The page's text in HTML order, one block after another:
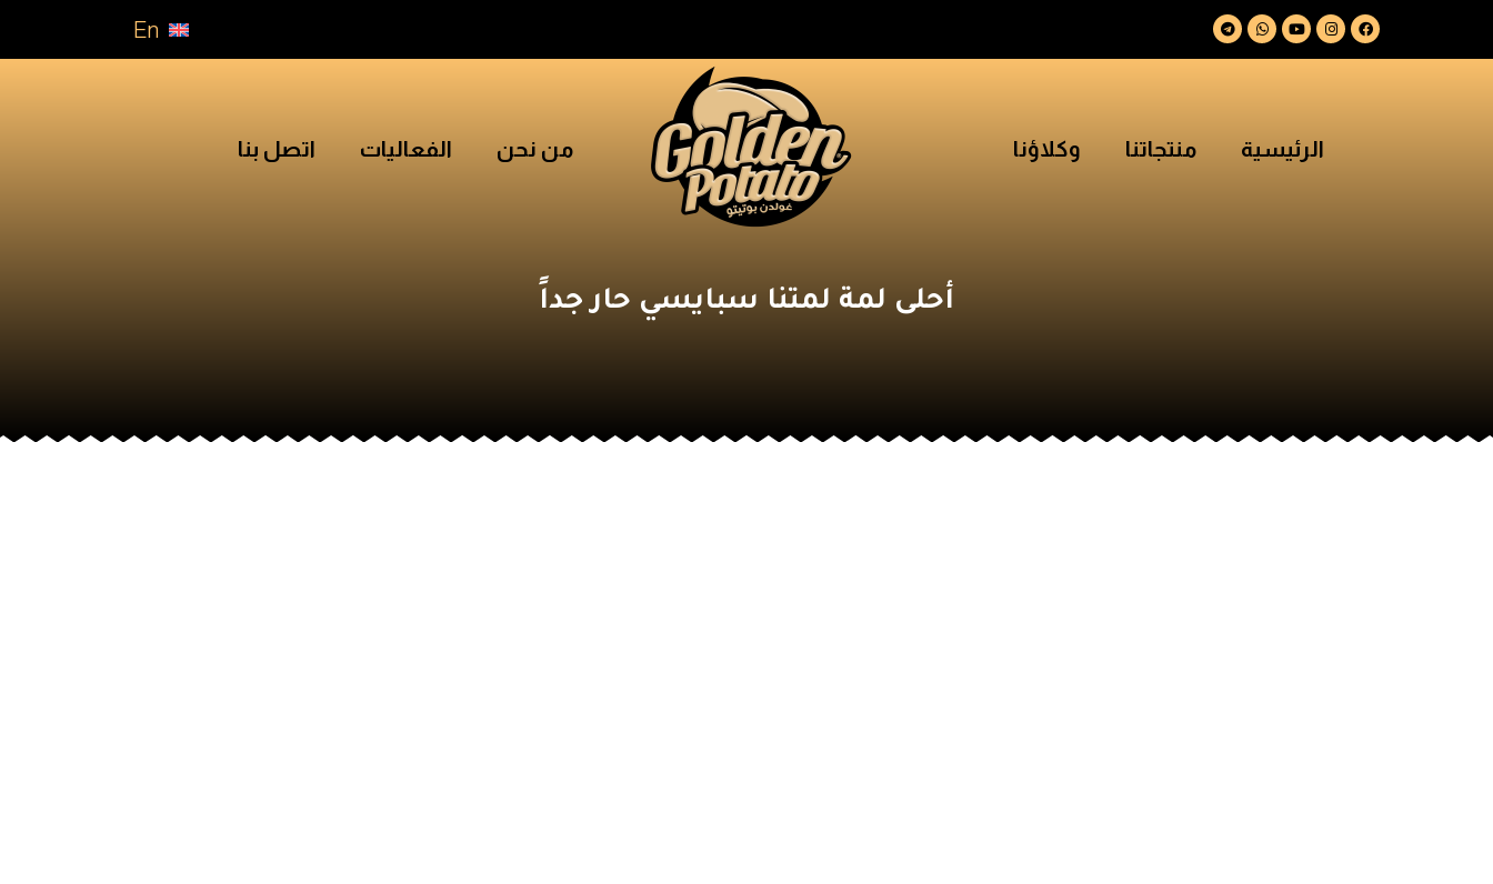
En
الرئيسية منتجاتنا وكلاؤنا من نحن الفعاليات اتصل بنا
أحلى لمة لمتنا سبايسي حار جداً